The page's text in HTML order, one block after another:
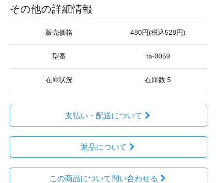
その他の詳細情報
販売価格 480円(税込528円)
型番 ta-0059
在庫状況 在庫数 5
支払い・配送について
返品について
この商品について問い合わせる